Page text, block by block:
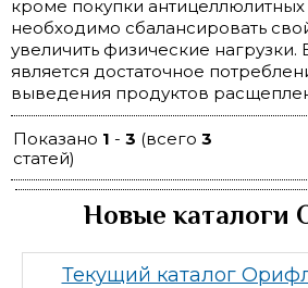
кроме покупки антицеллюлитных
необходимо сбалансировать
увеличить физические
является достаточное
выведения продуктов
Показано 1 - 3 (всего 3
статей)
Новые каталоги
Текущий каталог